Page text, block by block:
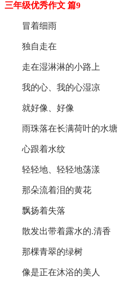
三年级优秀作文 篇9
冒着细雨
独自走在
走在湿淋淋的小路上
我的心、我的心湿凉
就好像、好像
雨珠落在长满荷叶的水塘
心跟着水纹
轻轻地、轻轻地荡漾
那朵流着泪的黄花
飘扬着失落
散发出带着露水的.清香
那棵青翠的绿树
像是正在沐浴的美人